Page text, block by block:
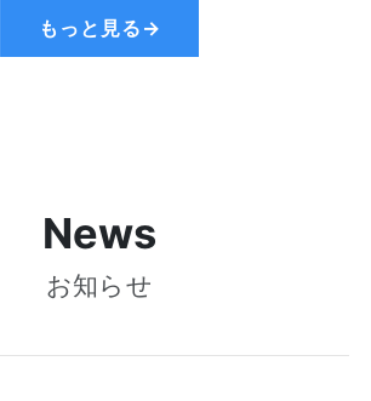
もっと見る→
News
お知らせ